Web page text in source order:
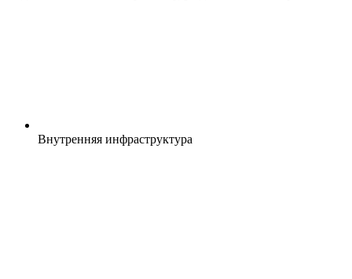
Внутренняя инфраструктура